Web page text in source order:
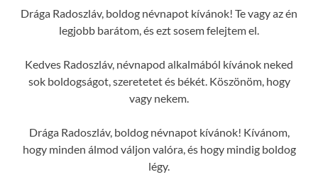
Drága Radoszláv, boldog névnapot kívánok! Te vagy az én
legjobb barátom, és ezt sosem felejtem el.
Kedves Radoszláv, névnapod alkalmából kívánok neked
sok boldogságot, szeretetet és békét. Köszönöm, hogy
vagy nekem.
Drága Radoszláv, boldog névnapot kívánok! Kívánom,
hogy minden álmod váljon valóra, és hogy mindig boldog
légy.